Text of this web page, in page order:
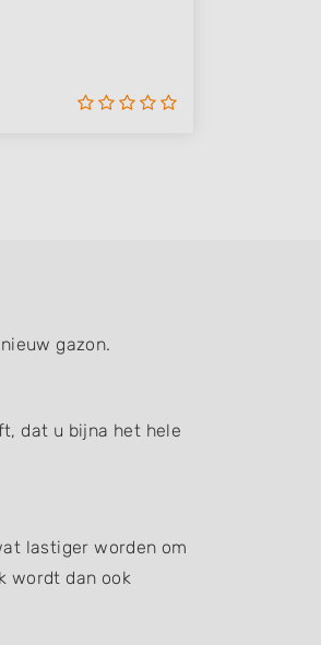
gazon.
dat u bijna het hele
lastiger worden om
wordt dan ook